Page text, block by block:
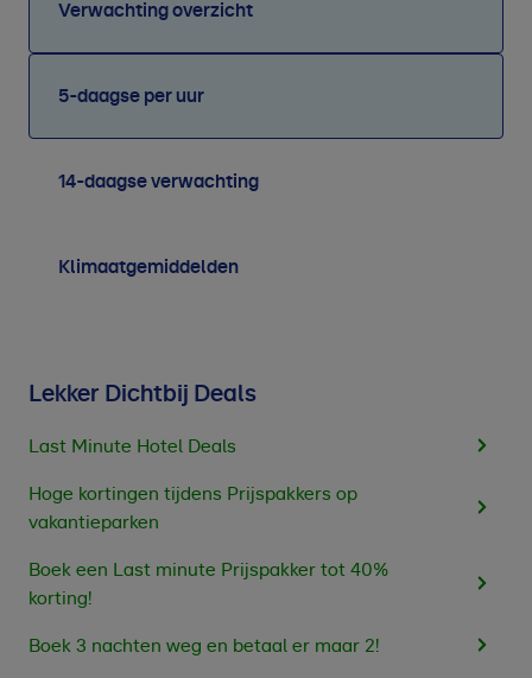
Verwachting overzicht
5-daagse per uur
14-daagse verwachting
Klimaatgemiddelden
Lekker Dichtbij Deals
Last Minute Hotel Deals
Hoge kortingen tijdens Prijspakkers op
vakantieparken
Boek een Last minute Prijspakker tot 40%
korting!
Boek 3 nachten weg en betaal er maar 2!